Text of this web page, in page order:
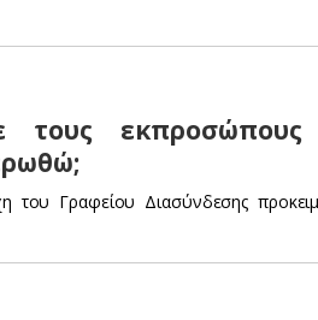
εκπροσώπους
του Γραφείου Διασύνδεσης